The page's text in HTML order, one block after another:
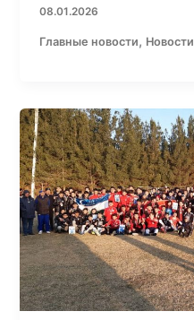
08.01.2026
Главные новости, Новости